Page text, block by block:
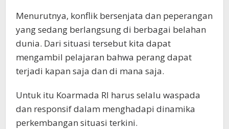
Menurutnya, konflik bersenjata dan peperangan
yang sedang berlangsung di berbagai belahan
dunia. Dari situasi tersebut kita dapat
mengambil pelajaran bahwa perang dapat
terjadi kapan saja dan di mana saja.
Untuk itu Koarmada RI harus selalu waspada
dan responsif dalam menghadapi dinamika
perkembangan situasi terkini.